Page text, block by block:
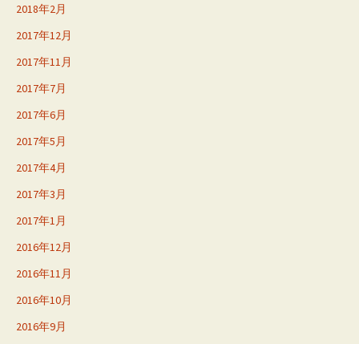
2018年2月
2017年12月
2017年11月
2017年7月
2017年6月
2017年5月
2017年4月
2017年3月
2017年1月
2016年12月
2016年11月
2016年10月
2016年9月